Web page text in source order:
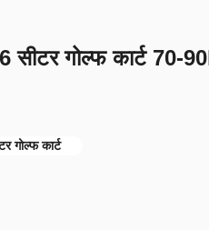
सीटर गोल्फ कार्ट 70-
गोल्फ कार्ट